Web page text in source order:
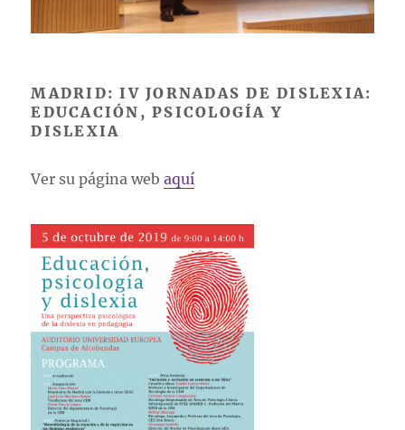
MADRID: IV JORNADAS DE DISLEXIA:
EDUCACIÓN, PSICOLOGÍA Y
DISLEXIA
Ver su página webaquí